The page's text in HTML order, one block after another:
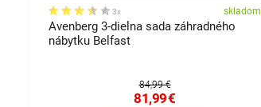
3x skladom
Avenberg 3-dielna sada záhradného
nábytku Belfast
84,99 €
81,99€